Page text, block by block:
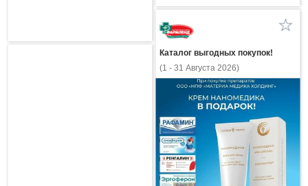
Каталог выгодных покупок!
(1 - 31 Августа 2026)